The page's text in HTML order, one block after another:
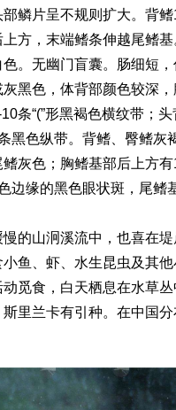
鳞片呈不规则扩大。背鳍
方，末端鳍条伸越尾鳍基
。无幽门盲囊。肠细短，
黑色，体背部颜色较深，
条“(”形黑褐色横纹带；
黑色纵带。背鳍、臀鳍灰
灰色；胸鳍基部后上方
边缘的黑色眼状斑，尾鳍
的山泂溪流中，也喜在堤
鱼、虾、水生昆虫及其
觅食，白天栖息在水草
里兰卡有引种。在中国分